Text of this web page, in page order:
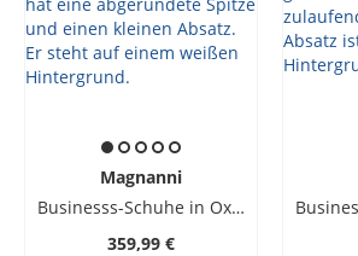
Magnanni
Businesss-Schuhe in Oxford-Form aus Glattleder
359,99 €